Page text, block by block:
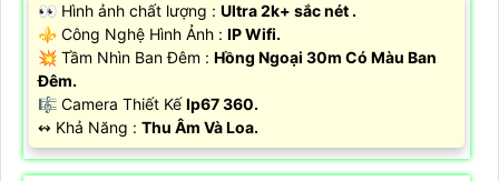
️👀 Hình ảnh chất lượng : Ultra 2k+ sắc nét .
⚜️ Công Nghệ Hình Ảnh : IP Wifi.
💥 Tầm Nhìn Ban Đêm : Hồng Ngoại 30m Có Màu Ban
Đêm.
🎼️ Camera Thiết KếIp67 360.
️↭ Khả Năng : Thu Âm Và Loa.